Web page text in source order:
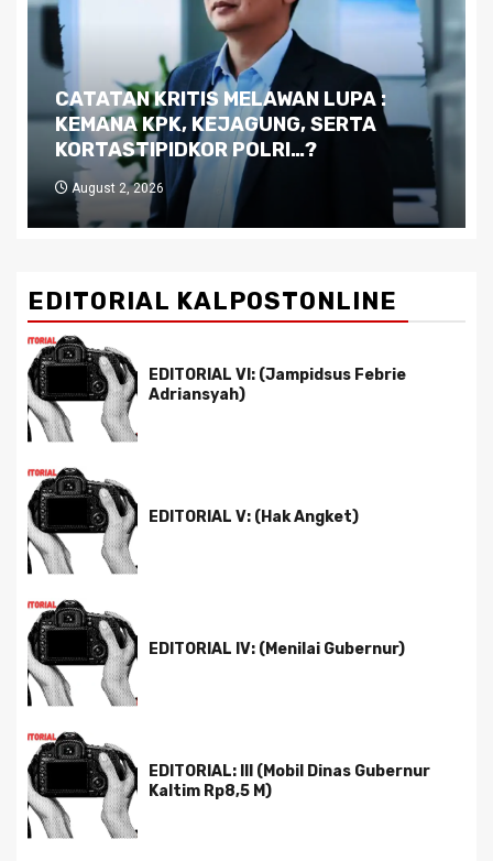
Dilema Kaltim di Tengah Krisis:
Kutukan Sumber Daya Alam dan
Pemimpin yang Tak Kreatif
July 29, 2026
EDITORIAL KALPOSTONLINE
EDITORIAL VI: (Jampidsus Febrie
Adriansyah)
EDITORIAL V: (Hak Angket)
EDITORIAL IV: (Menilai Gubernur)
EDITORIAL: III (Mobil Dinas Gubernur
Kaltim Rp8,5 M)